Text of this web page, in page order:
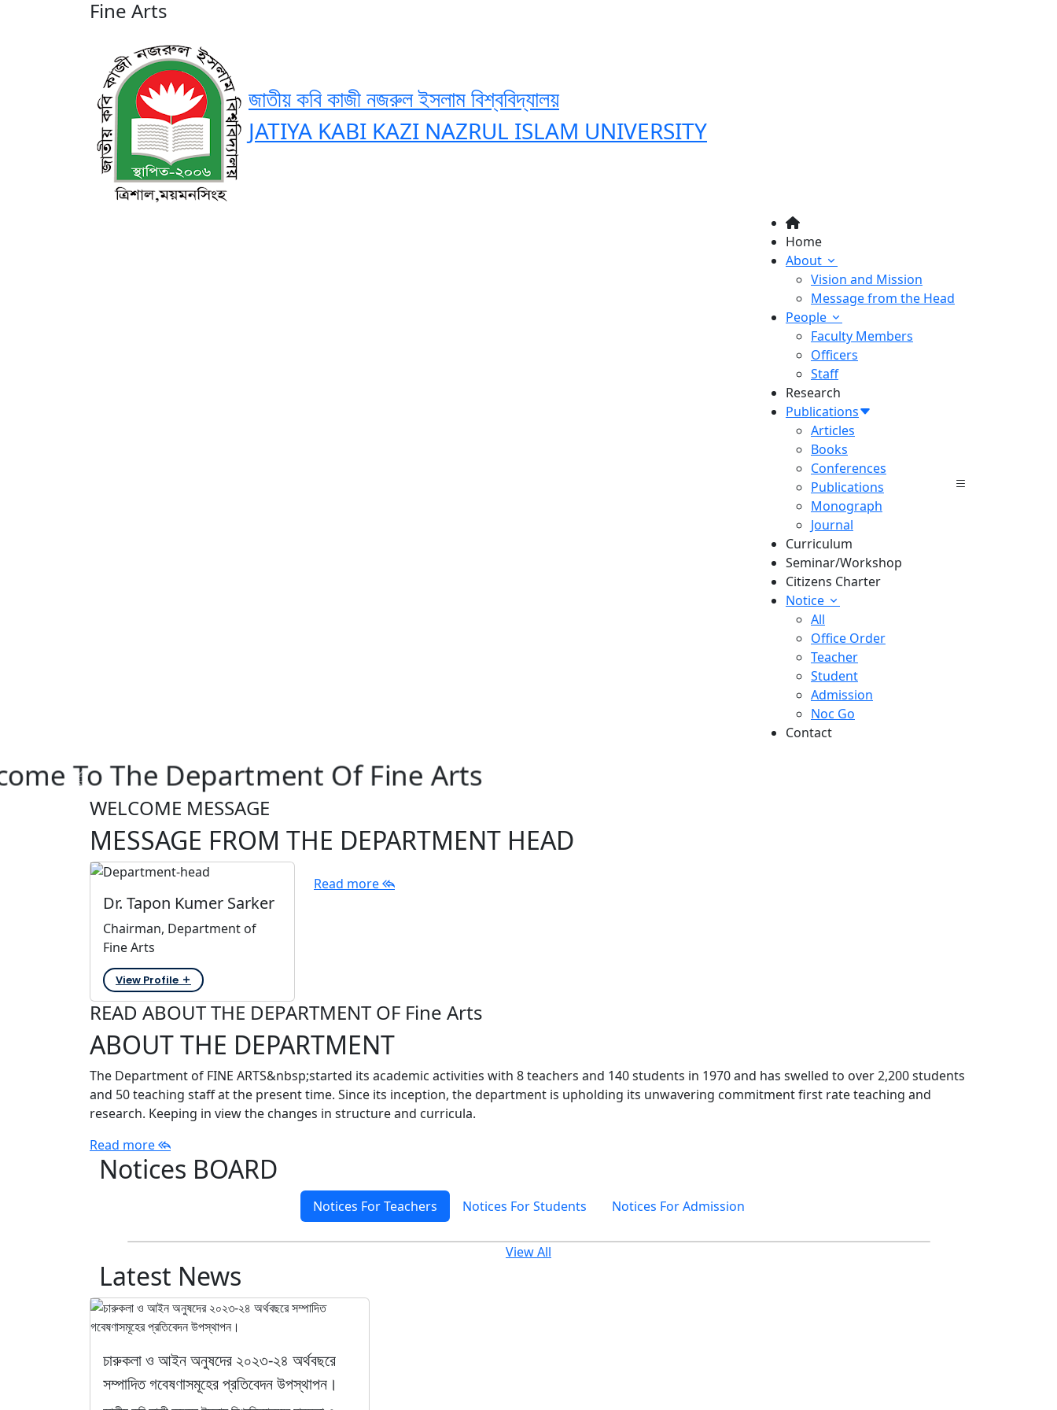
Fine Arts
জাতীয় কবি কাজী নজরুল ইসলাম বিশ্ববিদ্যালয়
JATIYA KABI KAZI NAZRUL ISLAM UNIVERSITY
Home
About
Vision and Mission
Message from the Head
People
Faculty Members
Officers
Staff
Research
Publications
Articles
Books
Conferences
Publications
Monograph
Journal
Curriculum
Seminar/Workshop
Citizens Charter
Notice
All
Office Order
Teacher
Student
Admission
Noc Go
Contact
To The Department Of Fine Arts
WELCOME MESSAGE
MESSAGE FROM THE DEPARTMENT HEAD
Dr. Tapon Kumer Sarker
Chairman, Department of
Fine Arts
View Profile
Read more
READ ABOUT THE DEPARTMENT OF Fine Arts
ABOUT THE DEPARTMENT
The Department of FINE ARTS&nbsp;started its academic activities with 8 teachers and 140 students in 1970 and has swelled to over 2,200 students
and 50 teaching staff at the present time. Since its inception, the department is upholding its unwavering commitment first rate teaching and
research. Keeping in view the changes in structure and curricula.
Read more
Notices BOARD
Notices For Teachers Notices For Students Notices For Admission
View All
Latest News
চারুকলা ও আইন অনুষদের ২০২৩-২৪ অর্থবছরে
সম্পাদিত গবেষণাসমূহের প্রতিবেদন উপস্থাপন।